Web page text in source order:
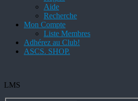
Aide
Recherche
Mon Compte
Liste Membres
Adhérez au Club!
ASCS. SHOP.
LMS